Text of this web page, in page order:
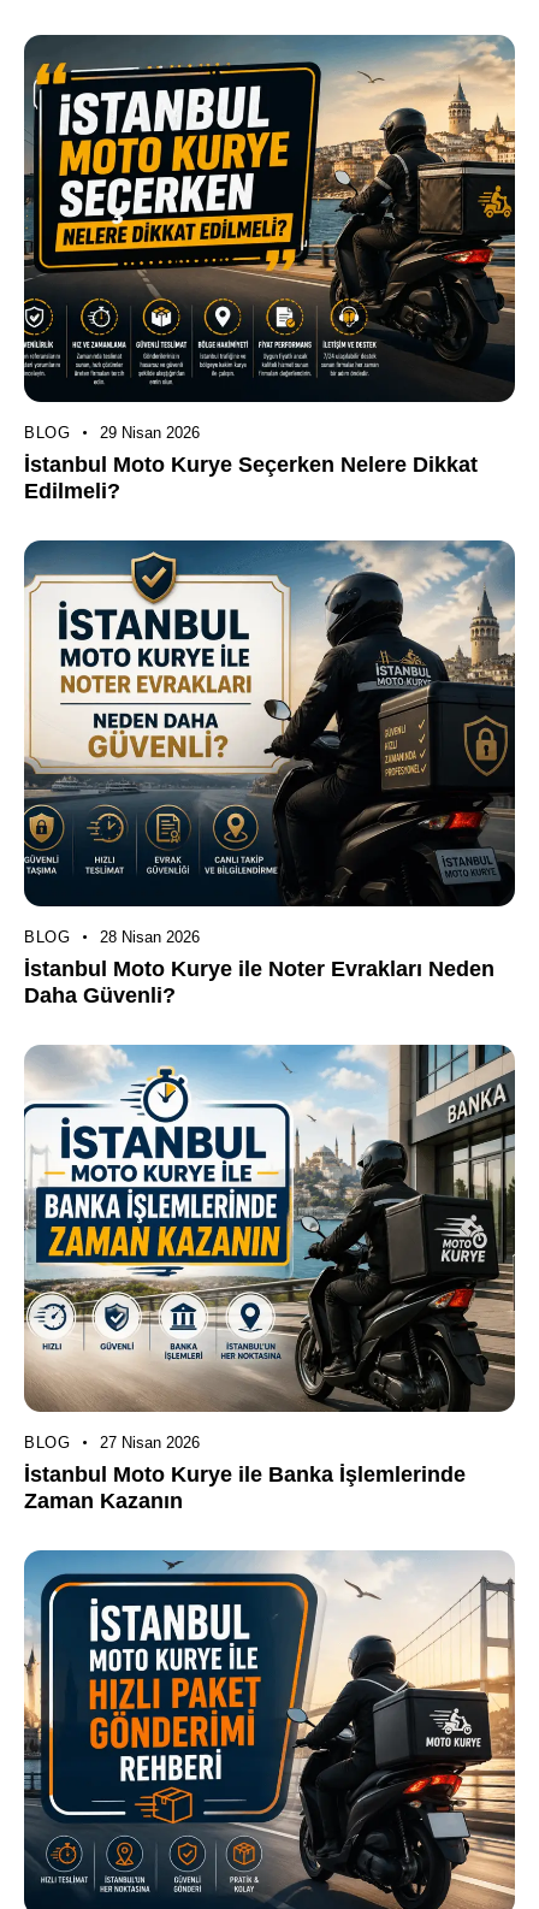
BLOG 29 Nisan 2026
İstanbul Moto Kurye Seçerken Nelere Dikkat
Edilmeli?
BLOG 28 Nisan 2026
İstanbul Moto Kurye ile Noter Evrakları Neden
Daha Güvenli?
BLOG 27 Nisan 2026
İstanbul Moto Kurye ile Banka İşlemlerinde
Zaman Kazanın